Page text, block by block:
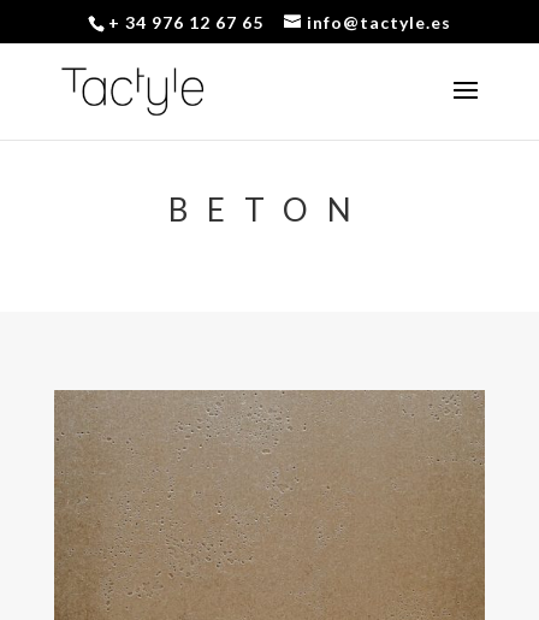
+ 34 976 12 67 65 info@tactyle.es
BETON